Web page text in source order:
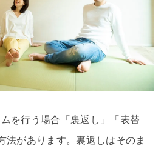
を行う場合「裏返し」「表替
法があります。裏返しはそのま